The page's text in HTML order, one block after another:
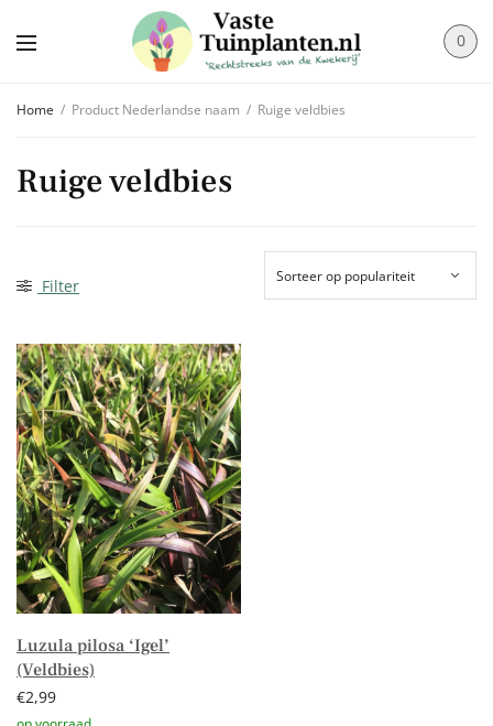
0
Home / Product Nederlandse naam / Ruige veldbies
Ruige veldbies
Filter
Luzula pilosa ‘Igel’
(Veldbies)
€2,99